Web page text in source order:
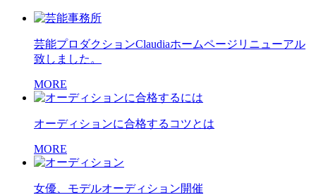
芸能プロダクションClaudiaホームページリニューアル
致しました。
MORE
オーディションに合格するコツとは
MORE
女優、モデルオーディション開催